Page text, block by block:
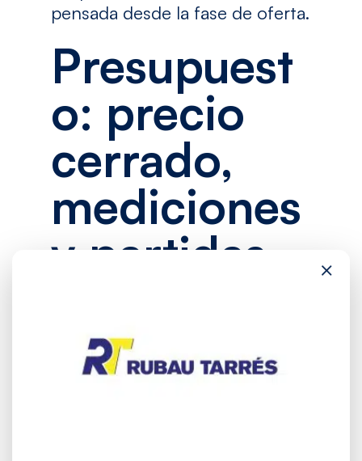
pensada desde la fase de oferta.
Presupuest
o: precio
cerrado,
mediciones
y partidas
aparecen. Muchos promotores
comparan importes finales sin
×